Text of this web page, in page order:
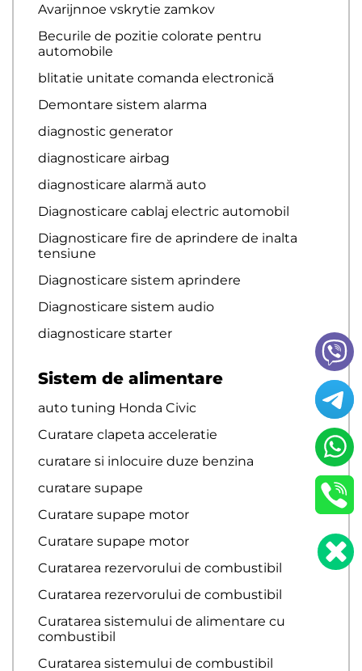
Avarijnnoe vskrytie zamkov
Becurile de pozitie colorate pentru
automobile
blitatie unitate comanda electronică
Demontare sistem alarma
diagnostic generator
diagnosticare airbag
diagnosticare alarmă auto
Diagnosticare cablaj electric automobil
Diagnosticare fire de aprindere de inalta
tensiune
Diagnosticare sistem aprindere
Diagnosticare sistem audio
diagnosticare starter
Sistem de alimentare
auto tuning Honda Civic
Curatare clapeta acceleratie
curatare si inlocuire duze benzina
curatare supape
Curatare supape motor
Curatare supape motor
Curatarea rezervorului de combustibil
Curatarea rezervorului de combustibil
Curatarea sistemului de alimentare cu
combustibil
Curatarea sistemului de combustibil